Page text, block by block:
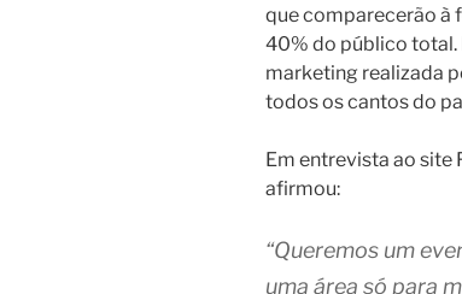
que comparecerão à
40% do público total.
marketing realizada
todos os cantos do
Em entrevista ao site
afirmou:
“Queremos um
uma área só para